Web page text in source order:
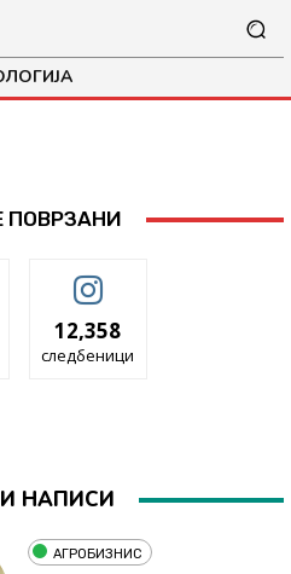
ПОВРЗАНИ
12,358
следбеници
НАПИСИ
АГРОБИЗНИС